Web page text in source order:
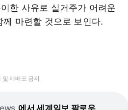
한 사유로 실거주가 어려운
마련할 것으로 보인다.
재배포 금지
에서 세계일보 팔로우